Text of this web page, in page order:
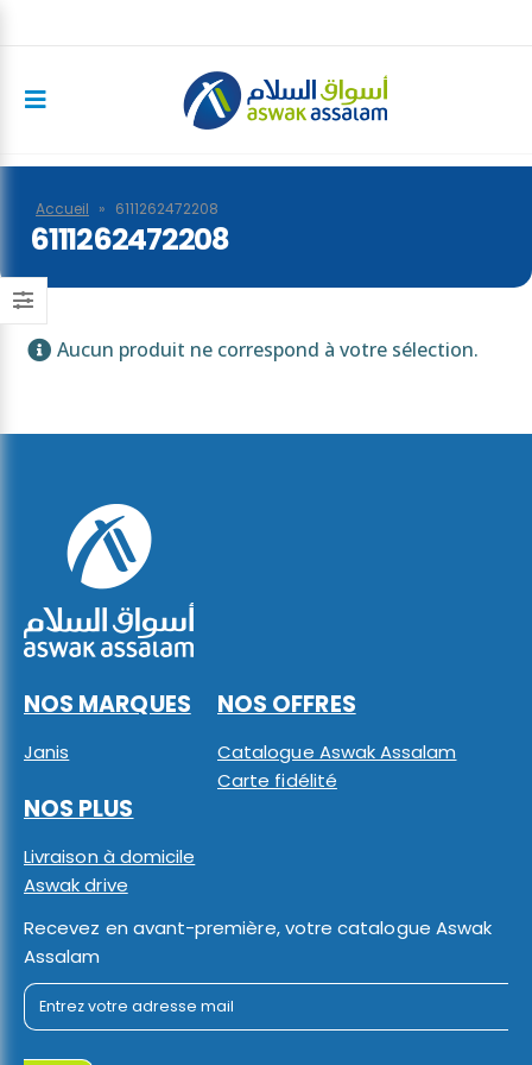
Accueil » 6111262472208
6111262472208
Aucun produit ne correspond à votre sélection.
NOS MARQUES
Janis
NOS OFFRES
Catalogue Aswak Assalam
Carte fidélité
NOS PLUS
Livraison à domicile
Aswak drive
Recevez en avant-première, votre catalogue Aswak
Assalam